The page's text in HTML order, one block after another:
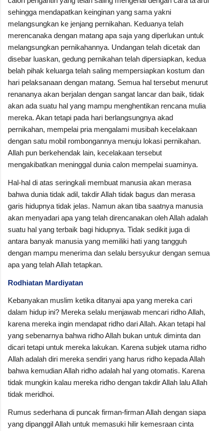
sehingga mendapatkan keinginan yang sama yakni
melangsungkan ke jenjang pernikahan. Keduanya telah
merencanaka dengan matang apa saja yang diperlukan untuk
melangsungkan pernikahannya. Undangan telah dicetak dan
disebar luaskan, gedung pernikahan telah dipersiapkan, kedua
belah pihak keluarga telah saling mempersiapkan kostum dan
hari pelaksanaan dengan matang. Semua hal tersebut menurut
renananya akan berjalan dengan sangat lancar dan baik, tidak
akan ada suatu hal yang mampu menghentikan rencana mulia
mereka. Akan tetapi pada hari berlangsungnya akad
pernikahan, mempelai pria mengalami musibah kecelakaan
dengan satu mobil rombongannya menuju lokasi pernikahan.
Allah pun berkehendak lain, kecelakaan tersebut
mengakibatkan meninggal dunia calon mempelai suaminya.
Hal-hal di atas seringkali membuat manusia akan merasa
bahwa dunia tidak adil, takdir Allah tidak bagus dan merasa
garis hidupnya tidak jelas. Namun akan tiba saatnya manusia
akan menyadari apa yang telah direncanakan oleh Allah adalah
suatu hal yang terbaik bagi hidupnya. Tidak sedikit juga di
antara banyak manusia yang memiliki hati yang tangguh
dengan mampu menerima dan selalu bersyukur dengan semua
apa yang telah Allah tetapkan.
Rodhiatan Mardiyatan
Kebanyakan muslim ketika ditanyai apa yang mereka cari
dalam hidup ini? Mereka selalu menjawab mencari ridho Allah,
karena mereka ingin mendapat ridho dari Allah. Akan tetapi hal
yang sebenarnya bahwa ridho Allah bukan untuk diminta dan
dicari tetapi untuk mereka lakukan. Karena subjek utama ridho
Allah adalah diri mereka sendiri yang harus ridho kepada Allah
bahwa kemudian Allah ridho adalah hal yang otomatis. Karena
tidak mungkin kalau mereka ridho dengan takdir Allah lalu Allah
tidak meridhoi.
Rumus sederhana di puncak firman-firman Allah dengan siapa
yang dipanggil Allah untuk memasuki hilir kemesraan cinta